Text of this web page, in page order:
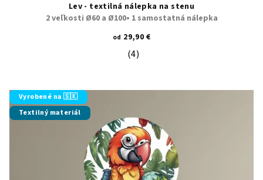
Lev - textilná nálepka na stenu
2 veľkosti Ø60 a Ø100• 1 samostatná nálepka
od 29,90 €
Priemerné hodnotenie produktu
(4)
Vyrobené na 🇸🇰
Textilný materiál